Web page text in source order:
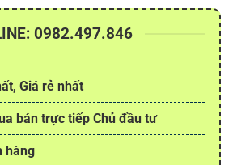
0982.497.846
Giá rẻ nhất
bán trực tiếp Chủ đầu tư
hàng